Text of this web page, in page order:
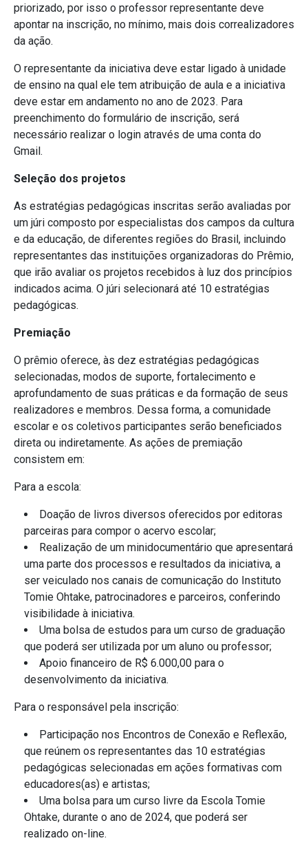
priorizado, por isso o professor representante deve
apontar na inscrição, no mínimo, mais dois correalizadores
da ação.
O representante da iniciativa deve estar ligado à unidade
de ensino na qual ele tem atribuição de aula e a iniciativa
deve estar em andamento no ano de 2023. Para
preenchimento do formulário de inscrição, será
necessário realizar o login através de uma conta do
Gmail.
Seleção dos projetos
As estratégias pedagógicas inscritas serão avaliadas por
um júri composto por especialistas dos campos da cultura
e da educação, de diferentes regiões do Brasil, incluindo
representantes das instituições organizadoras do Prêmio,
que irão avaliar os projetos recebidos à luz dos princípios
indicados acima. O júri selecionará até 10 estratégias
pedagógicas.
Premiação
O prêmio oferece, às dez estratégias pedagógicas
selecionadas, modos de suporte, fortalecimento e
aprofundamento de suas práticas e da formação de seus
realizadores e membros. Dessa forma, a comunidade
escolar e os coletivos participantes serão beneficiados
direta ou indiretamente. As ações de premiação
consistem em:
Para a escola:
Doação de livros diversos oferecidos por editoras
parceiras para compor o acervo escolar;
Realização de um minidocumentário que apresentará
uma parte dos processos e resultados da iniciativa, a
ser veiculado nos canais de comunicação do Instituto
Tomie Ohtake, patrocinadores e parceiros, conferindo
visibilidade à iniciativa.
Uma bolsa de estudos para um curso de graduação
que poderá ser utilizada por um aluno ou professor;
Apoio financeiro de R$ 6.000,00 para o
desenvolvimento da iniciativa.
Para o responsável pela inscrição:
Participação nos Encontros de Conexão e Reflexão,
que reúnem os representantes das 10 estratégias
pedagógicas selecionadas em ações formativas com
educadores(as) e artistas;
Uma bolsa para um curso livre da Escola Tomie
Ohtake, durante o ano de 2024, que poderá ser
realizado on-line.